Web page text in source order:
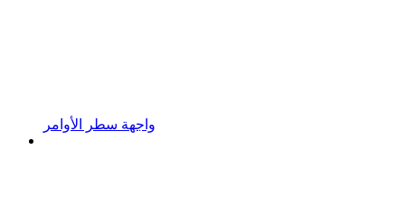
واجهة سطر الأوامر